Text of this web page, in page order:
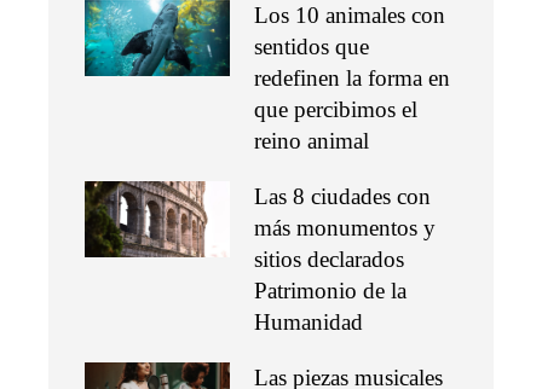
Los 10 animales con
sentidos que
redefinen la forma en
que percibimos el
reino animal
Las 8 ciudades con
más monumentos y
sitios declarados
Patrimonio de la
Humanidad
Las piezas musicales